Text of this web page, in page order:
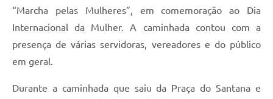
“Marcha pelas Mulheres”, em comemoração ao Dia
Internacional da Mulher. A caminhada contou com a
presença de várias servidoras, vereadores e do público
em geral.
Durante a caminhada que saiu da Praça do Santana e